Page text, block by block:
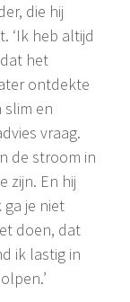
die hij
‘Ik heb altijd
het
ontdekte
slim en
vraag.
de stroom in
zijn. En hij
ga je niet
doen, dat
ik lastig in